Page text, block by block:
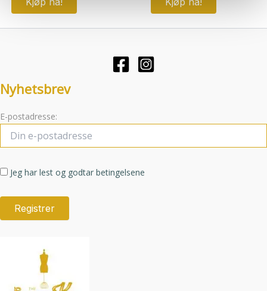
Nyhetsbrev
E-postadresse:
Jeg har lest og godtar betingelsene